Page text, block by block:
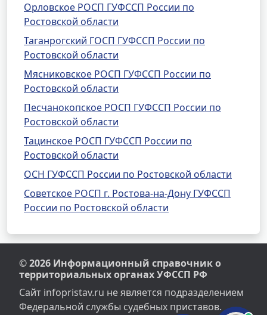
Орловское РОСП ГУФССП России по
Ростовской области
Таганрогский ГОСП ГУФССП России по
Ростовской области
Мясниковское РОСП ГУФССП России по
Ростовской области
Песчанокопское РОСП ГУФССП России по
Ростовской области
Тацинское РОСП ГУФССП России по
Ростовской области
ОСН ГУФССП России по Ростовской области
Советское РОСП г. Ростова-на-Дону ГУФССП
России по Ростовской области
© 2026 Информационный справочник о
территориальных органах УФССП РФ
Сайт infopristav.ru не является подразделением
Федеральной службы судебных приставов.